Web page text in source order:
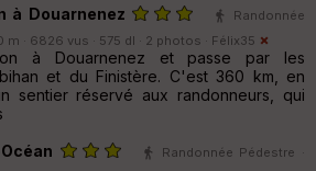
à Douarnenez
Randonnée
· 6826 vus · 575 dl · 2 photos · Félix35
à Douarnenez et passe par les
et du Finistère. C'est 360 km, en
sentier réservé aux randonneurs, qui
Randonnée Pédestre ·